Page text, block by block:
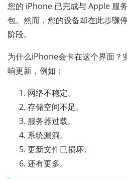
您的 iPhone 已完成与 Apple 服
包。然而，您的设备却在此步骤
阶段。
为什么iPhone会卡在这个界面？
响更新，例如：
网络不稳定。
存储空间不足。
服务器过载。
系统漏洞。
更新文件已损坏。
还有更多。